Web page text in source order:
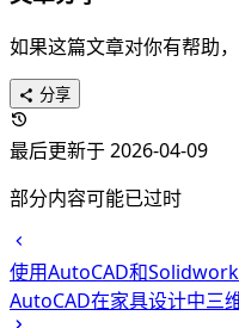
如果这篇文章对你有帮助
分享
最后更新于 2026-04-09
部分内容可能已过时
使用AutoCAD和
AutoCAD在家具设计中三